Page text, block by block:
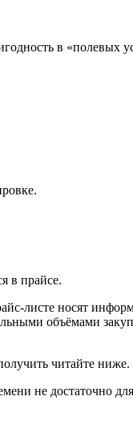
в «полевых
в прайсе.
листе носят
объёмами
читайте ниже.
не достаточно